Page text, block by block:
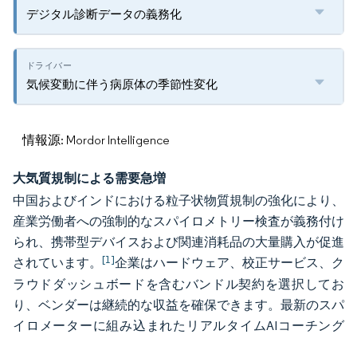
デジタル診断データの義務化
気候変動に伴う病原体の季節性変化
情報源: Mordor Intelligence
大気質規制による需要急増
中国およびインドにおける粒子状物質規制の強化により、
産業労働者への強制的なスパイロメトリー検査が義務付け
られ、携帯型デバイスおよび関連消耗品の大量購入が促進
されています。 [1]企業はハードウェア、校正サービス、ク
ラウドダッシュボードを含むバンドル契約を選択してお
り、ベンダーは継続的な収益を確保できます。最新のスパ
イロメーターに組み込まれたリアルタイムAIコーチング